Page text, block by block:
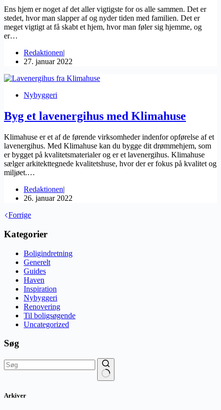
Ens hjem er noget af det aller vigtigste for os alle sammen. Det er
stedet, hvor man slapper af og nyder tiden med familien. Det er
meget vigtigt at få skabt et hjem, hvor man føler sig hjemme, og
er…
Redaktionen
27. januar 2022
Nybyggeri
Byg et lavenergihus med Klimahuse
Klimahuse er et af de førende virksomheder indenfor opførelse af et
lavenergihus. Med Klimahuse kan du bygge dit drømmehjem, som
er bygget på kvalitetsmaterialer og er et lavenergihus. Klimahuse
sælger arkitekttegnede kvalitetshuse, hvor der er fokus på kvalitet og
miljøet.…
Redaktionen
26. januar 2022
Forrige
Kategorier
Boligindretning
Generelt
Guides
Haven
Inspiration
Nybyggeri
Renovering
Til boligsøgende
Uncategorized
Søg
resultater
Arkiver